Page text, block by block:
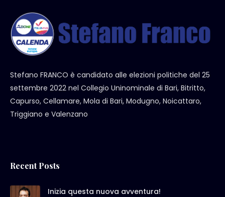
Stefano FRANCO è candidato alle elezioni politiche del 25
settembre 2022 nel Collegio Uninominale di Bari, Bitritto,
Capurso, Cellamare, Mola di Bari, Modugno, Noicattaro,
Triggiano e Valenzano
Recent Posts
Inizia questa nuova avventura!